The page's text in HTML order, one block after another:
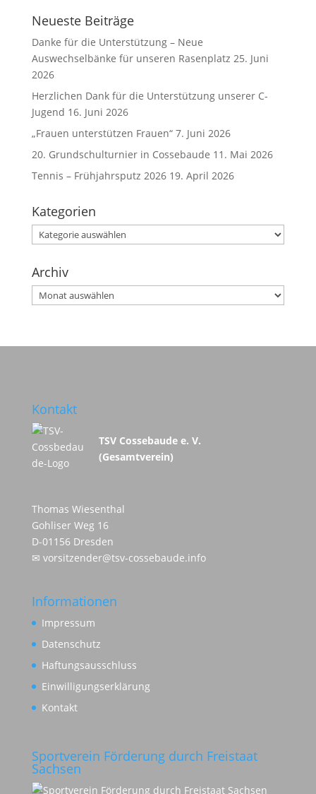
Neueste Beiträge
Danke für die Unterstützung – Neue
Auswechselbänke für unseren Rasenplatz 25. Juni
2026
Herzlichen Dank für die Unterstützung unserer C-
Jugend 16. Juni 2026
„Frauen unterstützen Frauen“ 7. Juni 2026
20. Grundschulturnier in Cossebaude 11. Mai 2026
Tennis – Frühjahrsputz 2026 19. April 2026
Kategorien
Kategorien
Archiv
Archiv
Kontakt
TSV Cossebaude e. V.
(Gesamtverein)
Thomas Wiesenthal
Gohliser Weg 16
D-01156 Dresden
✉ vorsitzender@tsv-cossebaude.info
Informationen
Impressum
Datenschutz
Haftungsausschluss
Einwilligungserklärung
Kontakt
Sportverein Förderung durch Freistaat
Sachsen